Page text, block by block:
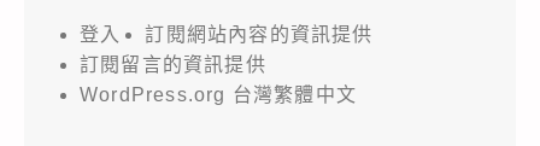
登入
訂閱網站內容的資訊提供
訂閱留言的資訊提供
WordPress.org 台灣繁體中文